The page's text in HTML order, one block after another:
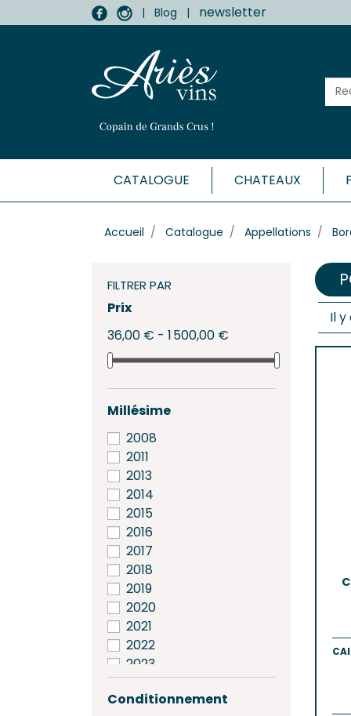
| Blog | newsletter
CATALOGUE
Moulis
CHATEAUX
Accueil Catalogue Appellations
FILTRER PAR
Prix
36,00 € - 1 500,00 €
Millésime
2008
2011
2013
2014
2015
2016
2017
2018
2019
2020
2021
2022
2023
2024
2025
Conditionnement
Il y